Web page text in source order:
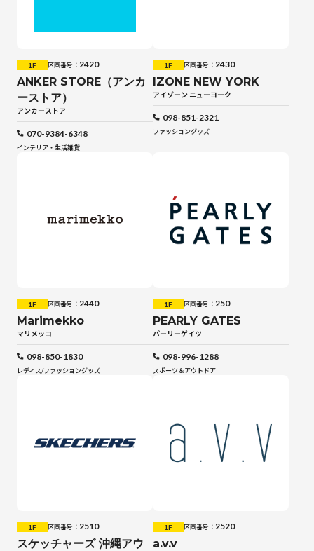
1F 区画番号： 2420
ANKER STORE（アンカ
ーストア）
アンカーストア
070-9384-6348
インテリア・生活雑貨
1F 区画番号： 2430
IZONE NEW YORK
アイゾーン ニューヨーク
098-851-2321
ファッショングッズ
1F 区画番号： 2440
Marimekko
マリメッコ
098-850-1830
レディス/ファッショングッズ
1F 区画番号： 250
PEARLY GATES
パーリーゲイツ
098-996-1288
スポーツ＆アウトドア
1F 区画番号： 2510
スケッチャーズ 沖縄アウ
1F 区画番号： 2520
a.v.v